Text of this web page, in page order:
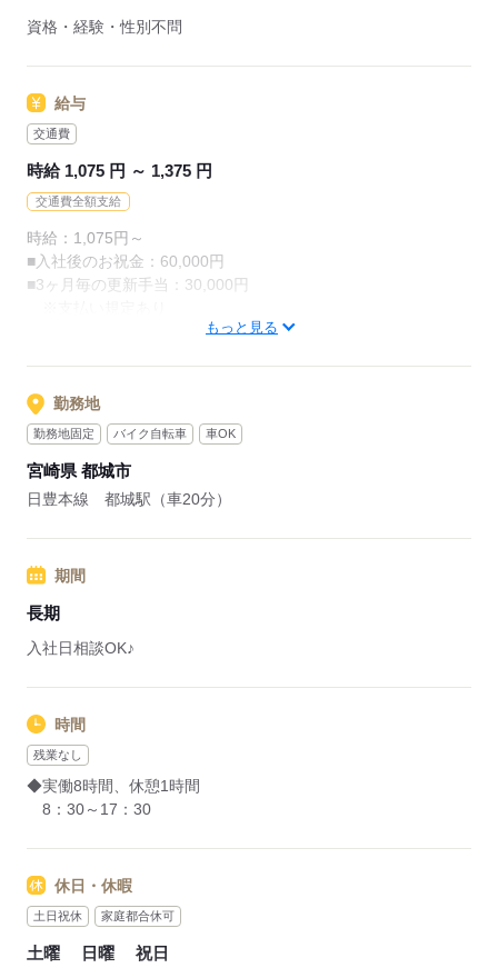
【 スピード不要 】
一つ一つ丁寧にお仕事すればOK！！
あっちの作業は出来そう・・・」
「慣れたら、違う作業もやってみたいな～」
資格・経験・性別不問
給与
交通費
時給 1,075 円 ～ 1,375 円
交通費全額支給
時給：1,075円～
■入社後のお祝金：60,000円
■3ヶ月毎の更新手当：30,000円
応募する
もっと見る
勤務地
勤務地固定 バイク自転車 車OK
宮崎県 都城市
日豊本線 都城駅（車20分）
期間
長期
入社日相談OK♪
時間
残業なし
◆実働8時間、休憩1時間
8：30～17：30
休日・休暇
土日祝休 家庭都合休可
土曜 日曜 祝日